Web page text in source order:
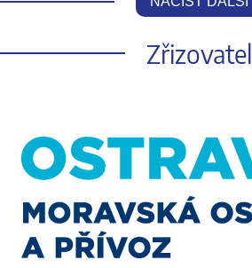
Zřizovatel